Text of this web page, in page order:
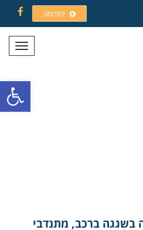
פתח
לתרומה
תפריט
בשגגה ברכב, מתנדבי